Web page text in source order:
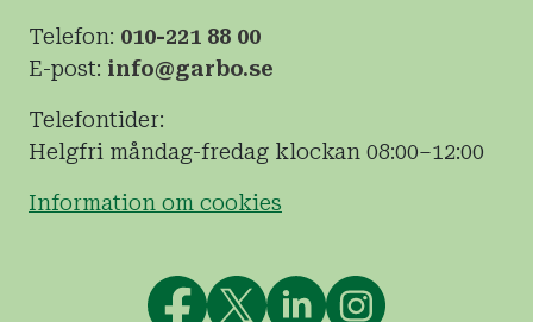
Telefon: 010-221 88 00
E-post: info@garbo.se
Telefontider:
Helgfri måndag-fredag klockan 08:00–12:00
Information om cookies